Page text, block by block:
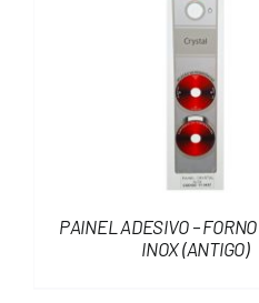
PAINEL ADESIVO – FORNO
INOX (ANTIGO)